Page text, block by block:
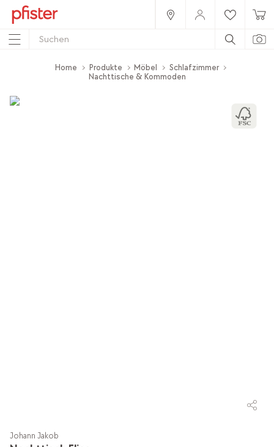
Home Produkte Möbel
Schlafzimmer
Nachttische & Kommoden
Johann Jakob